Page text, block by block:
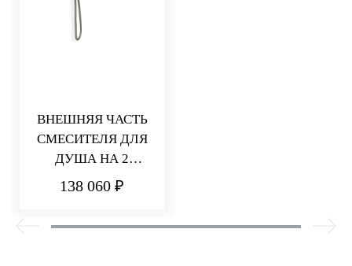
ВНЕШНЯЯ ЧАСТЬ
СМЕСИТЕЛЯ ДЛЯ
ДУША НА 2
ПОТРЕБИТЕЛЯ
138 060 ₽